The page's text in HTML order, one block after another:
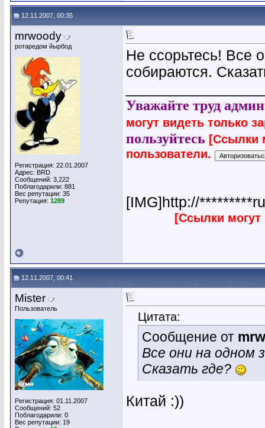
12.11.2007, 00:35
mrwoody
ротаредом йырбод
Регистрация: 22.01.2007
Адрес: BRD
Сообщений: 3,222
Поблагодарили: 881
Вес репутации: 35
Репутация: 1289
Не ссорьтесь! Все
собираются.
Уважайте труд
могут видеть только
пользуйтесь [Ссылки
пользователи.
[IMG]http://
[Ссылки могут
12.11.2007, 00:41
Mister
Пользователь
Регистрация: 01.11.2007
Сообщений: 52
Поблагодарили: 0
Вес репутации: 19
Цитата:
Сообщение от
Все они на одном
Сказать где?
Китай :))